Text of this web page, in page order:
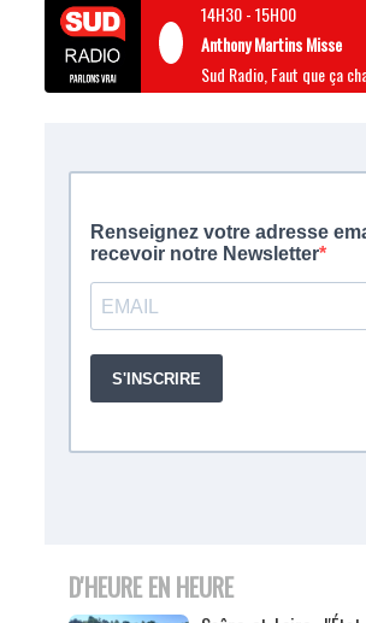
14H30-15H00
Anthony Martins Misse
Sud Radio, Faut que ça
D'HEURE EN HEURE